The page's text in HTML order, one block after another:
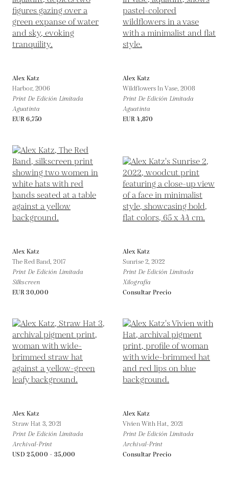
Alex Katz
Harbor, 2006
Print De Edición Limitada
Aguatinta
EUR 6,750
Alex Katz
Wildflowers In Vase,2008
Print De Edición Limitada
Aguatinta
EUR 4,870
Alex Katz
The Red Band,2017
Print De Edición Limitada
Silkscreen
EUR 30,000
Alex Katz
Sunrise 2,2022
Print De Edición Limitada
Xilografía
Consultar Precio
Alex Katz
Straw Hat 3,2021
Print De Edición Limitada
Archival-Print
USD 25,000 - 35,000
Alex Katz
Vivien With Hat, 2021
Print De Edición Limitada
Archival-Print
Consultar Precio